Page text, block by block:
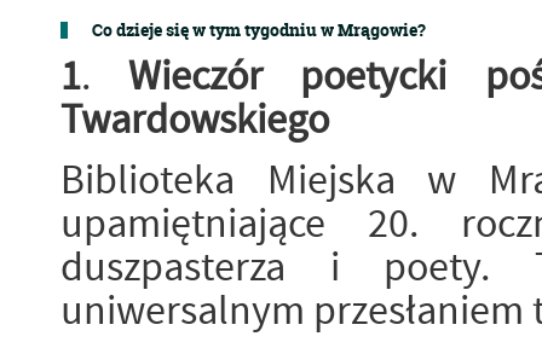
Co dzieje się w tym tygodniu w Mrągowie?
1.Wieczór poetycki
Twardowskiego
Biblioteka Miejska w
upamiętniające 20.
duszpasterza i
uniwersalnym